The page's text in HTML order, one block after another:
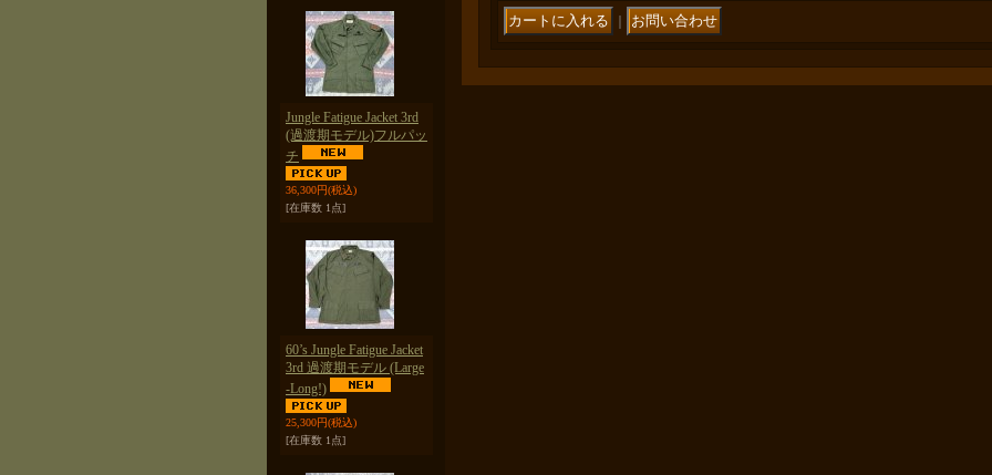
Jungle Fatigue Jacket 3rd
(過渡期モデル)フルパッ
チ
36,300円(税込)
[在庫数 1点]
60’s Jungle Fatigue Jacket
3rd 過渡期モデル (Large
-Long!)
25,300円(税込)
[在庫数 1点]